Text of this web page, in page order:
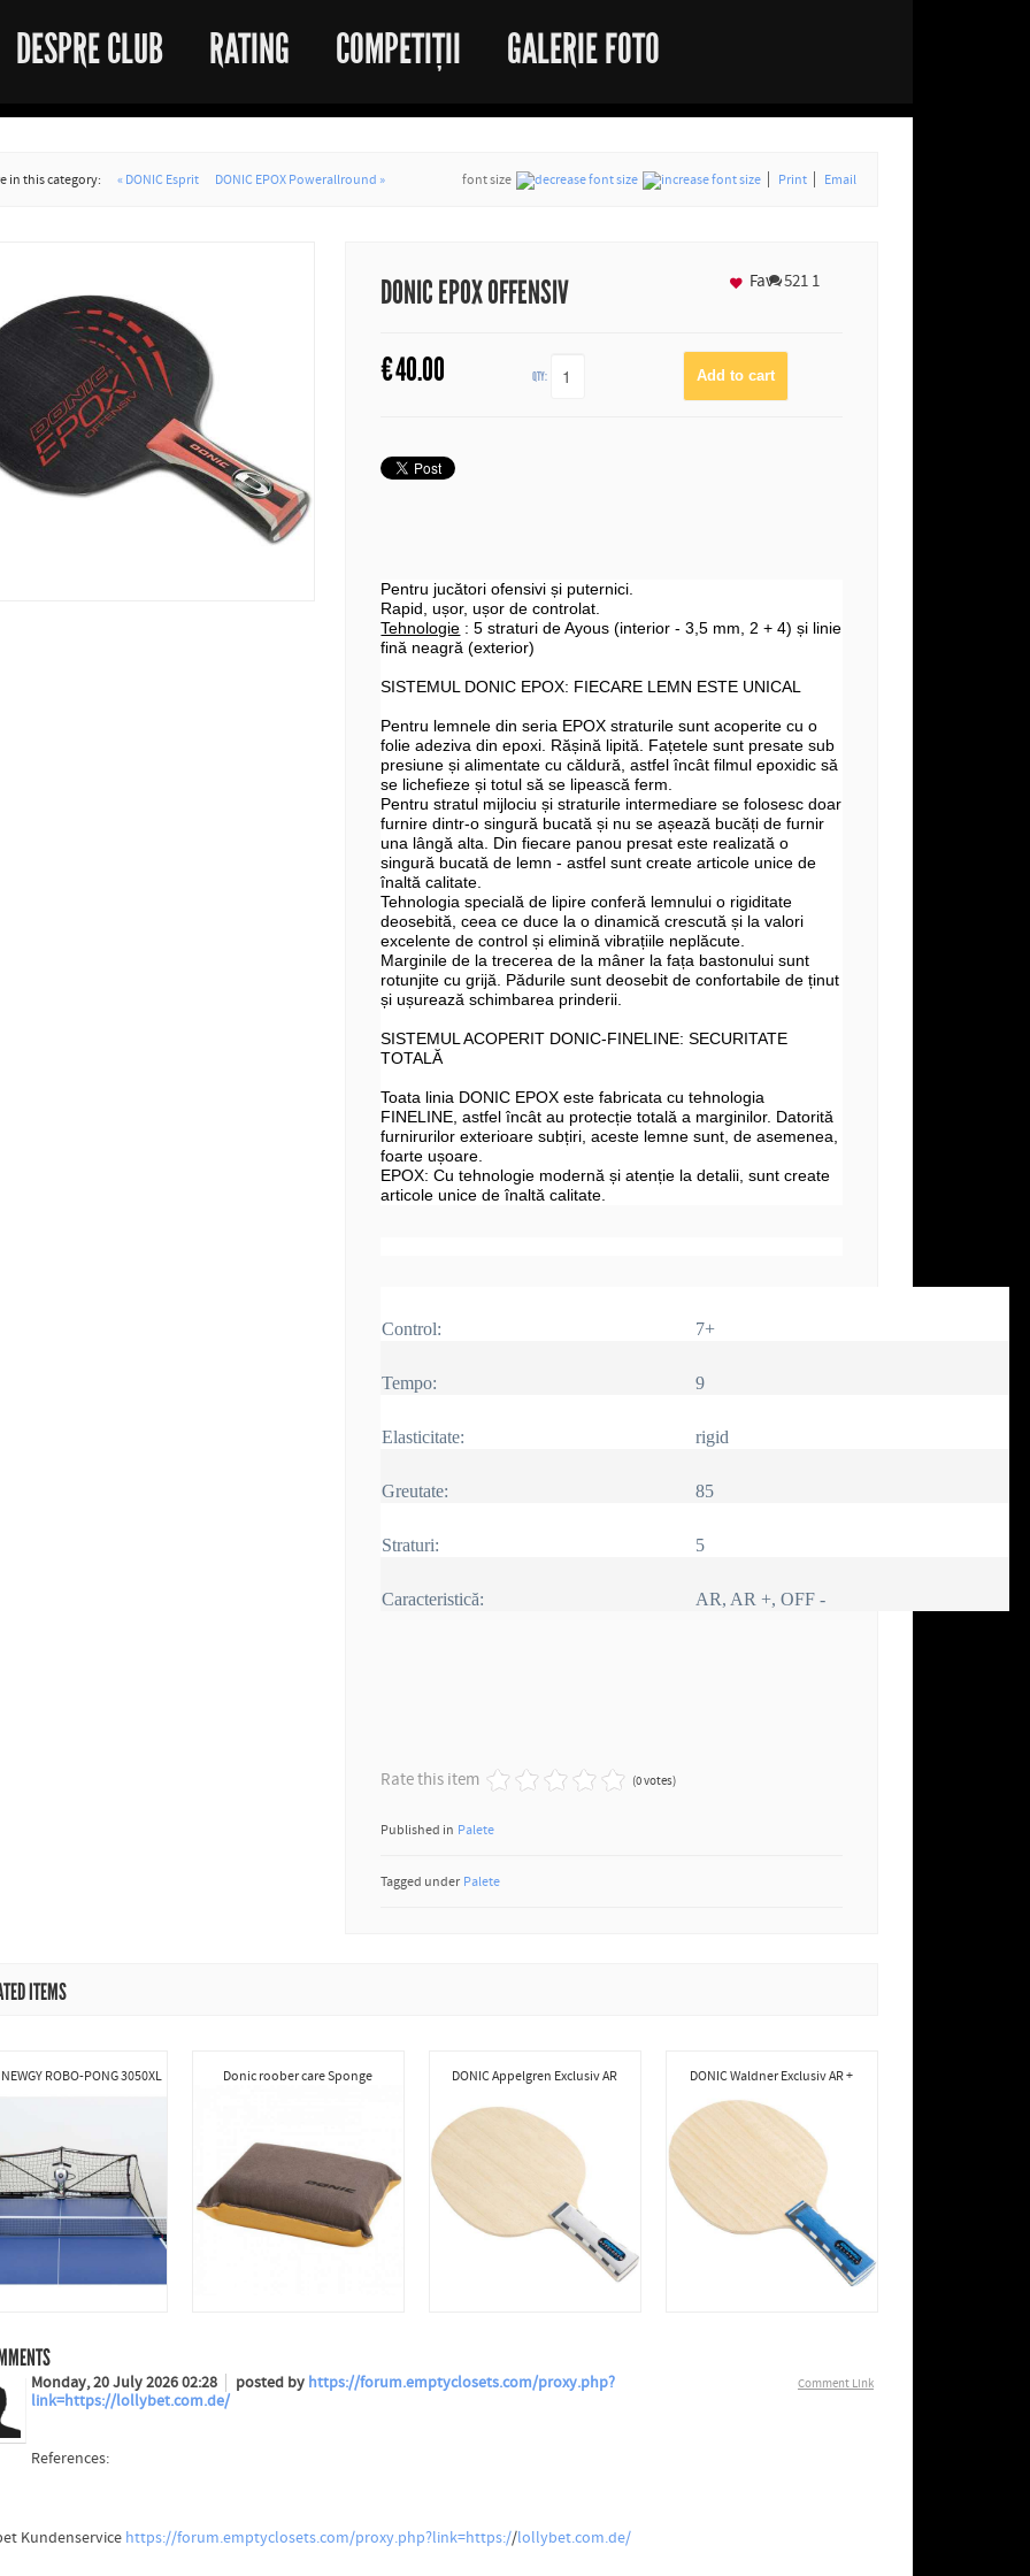
DESPRE CLUB RATING COMPETIȚII GALERIE FOTO
in this category: « DONIC Esprit DONIC EPOX Powerallround » font size Print Email
DONIC EPOX OFFENSIV 5211
€40.00 QTY:
Fav
Pentru jucători ofensivi și puternici.
Rapid, ușor, ușor de controlat.
Tehnologie : 5 straturi de Ayous (interior - 3,5 mm, 2 + 4) și linie
fină neagră (exterior)
SISTEMUL DONIC EPOX: FIECARE LEMN ESTE UNICAL
Pentru lemnele din seria EPOX straturile sunt acoperite cu o
folie adeziva din epoxi. Rășină lipită. Fațetele sunt presate sub
presiune și alimentate cu căldură, astfel încât filmul epoxidic să
se lichefieze și totul să se lipească ferm.
Pentru stratul mijlociu și straturile intermediare se folosesc doar
furnire dintr-o singură bucată și nu se așează bucăți de furnir
una lângă alta. Din fiecare panou presat este realizată o
singură bucată de lemn - astfel sunt create articole unice de
înaltă calitate.
Tehnologia specială de lipire conferă lemnului o rigiditate
deosebită, ceea ce duce la o dinamică crescută și la valori
excelente de control și elimină vibrațiile neplăcute.
Marginile de la trecerea de la mâner la fața bastonului sunt
rotunjite cu grijă. Pădurile sunt deosebit de confortabile de ținut
și ușurează schimbarea prinderii.
SISTEMUL ACOPERIT DONIC-FINELINE: SECURITATE
TOTALĂ
Toata linia DONIC EPOX este fabricata cu tehnologia
FINELINE, astfel încât au protecție totală a marginilor. Datorită
furnirurilor exterioare subțiri, aceste lemne sunt, de asemenea,
foarte ușoare.
EPOX: Cu tehnologie modernă și atenție la detalii, sunt create
articole unice de înaltă calitate.
Control: 7+
Tempo: 9
Elasticitate: rigid
Greutate: 85
Straturi: 5
Caracteristică: AR, AR +, OFF -
Rate this item (0 votes)
Published in Palete
Tagged under Palete
ITEMS
ROBO-PONG 3050XL Donic roober care Sponge DONIC Appelgren Exclusiv AR DONIC Waldner Exclusiv AR +
Comment Link
Monday, 20 July 2026 02:28 posted by https://forum.emptyclosets.com/proxy.php?
link=https://lollybet.com.de/
References:
Kundenservice https://forum.emptyclosets.com/proxy.php?link=https://lollybet.com.de/